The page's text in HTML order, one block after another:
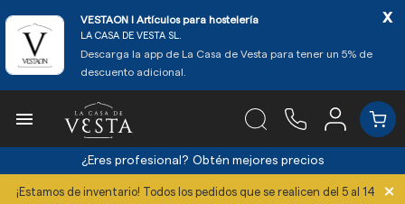
VESTAON l Artículos para hostelería
LA CASA DE VESTA SL.
Descarga la app de La Casa de Vesta para tener un 5% de
descuento adicional.
x

¿Eres profesional? Obtén mejores precios
¡Estamos de inventario! Todos los pedidos que se realicen del 5 al 14
×